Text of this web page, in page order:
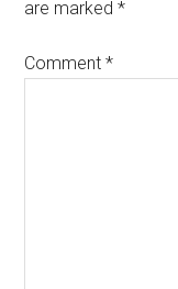
are marked*
Comment*